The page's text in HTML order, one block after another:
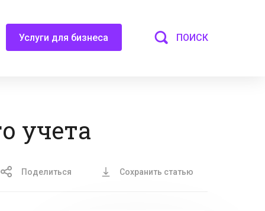
Услуги для бизнеса ПОИСК
учета
Поделиться Сохранить статью